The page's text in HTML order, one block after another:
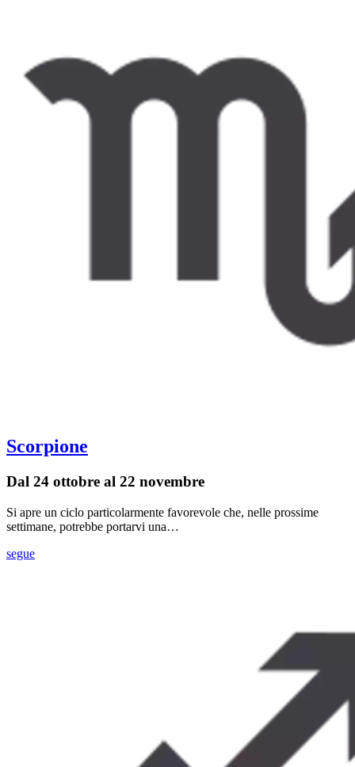
Scorpione
Dal 24 ottobre al 22 novembre
Si apre un ciclo particolarmente favorevole che, nelle prossime
settimane, potrebbe portarvi una…
segue